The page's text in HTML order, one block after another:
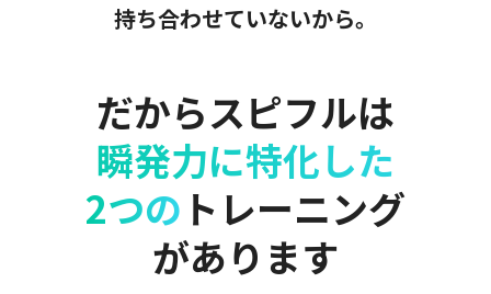
持ち合わせていないから。
だからスピフルは
瞬発力に特化した
2つの トレーニング
があります